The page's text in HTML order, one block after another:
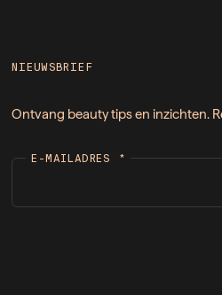
NIEUWSBRIEF
Ontvang beauty tips en inzichten.
E-MAILADRES *